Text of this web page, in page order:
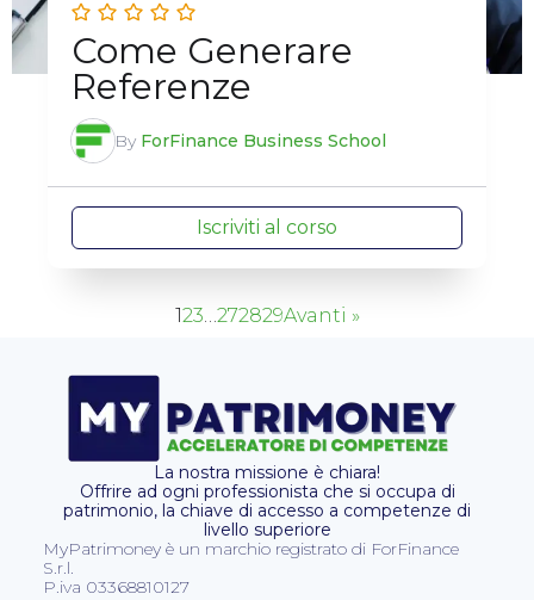
Come Generare
Referenze
By ForFinance Business School
Iscriviti al corso
123…272829Avanti »
La nostra missione è chiara!
Offrire ad ogni professionista che si occupa di
patrimonio, la chiave di accesso a competenze di
livello superiore
MyPatrimoney è un marchio registrato di ForFinance
S.r.l.
P.iva 03368810127